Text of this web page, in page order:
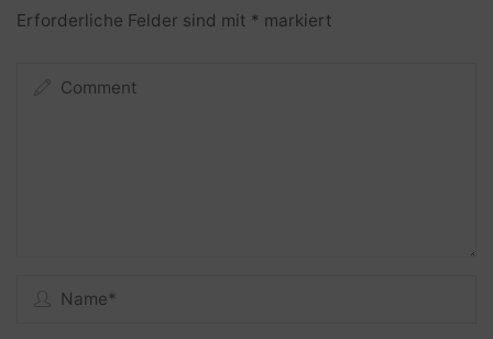
Erforderliche Felder sind mit * markiert